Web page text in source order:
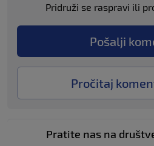
Pridruži se raspravi ili
Pošalji
Pročitaj
Pratite nas na